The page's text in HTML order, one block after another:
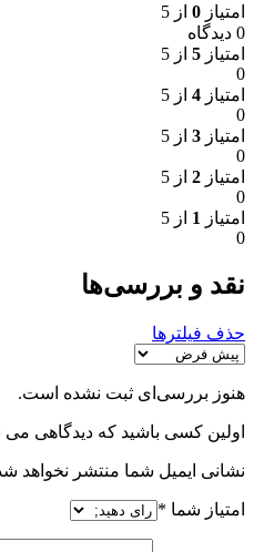
امتیاز 0 از 5
0 دیدگاه
امتیاز 5 از 5
0
امتیاز 4 از 5
0
امتیاز 3 از 5
0
امتیاز 2 از 5
0
امتیاز 1 از 5
0
نقد و بررسی‌ها
حذف فیلترها
هنوز بررسی‌ای ثبت نشده است.
اولین کسی باشید که دیدگاهی
نشانی ایمیل شما منتشر نخواهد
امتیاز شما *